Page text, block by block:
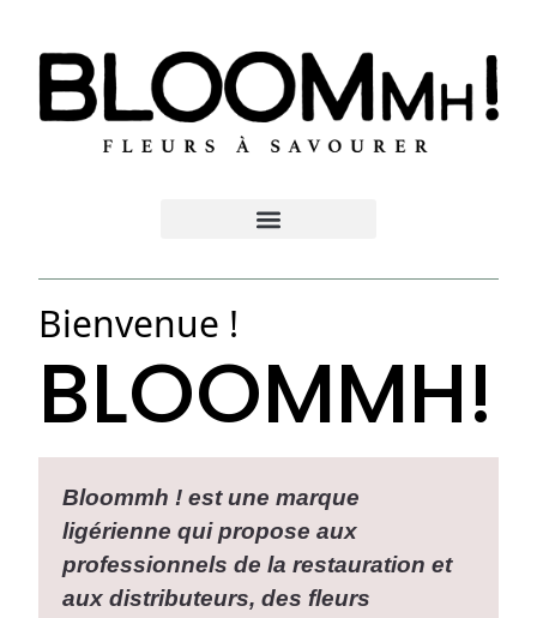
Bienvenue !
BLOOMMH!
Bloommh ! est une marque
ligérienne qui propose aux
professionnels de la restauration et
aux distributeurs, des fleurs